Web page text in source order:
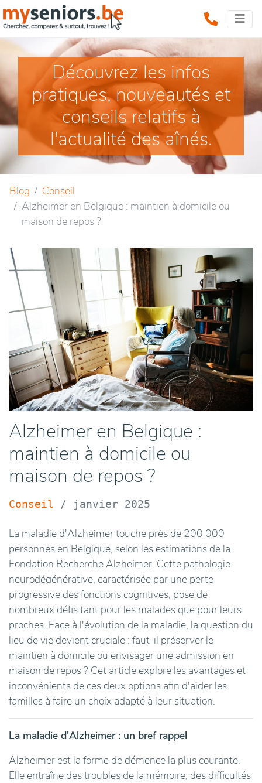
Découvrez les infos
pratiques, nouveautés et
conseils relatifs à
l'actualité des aînés.
Blog
Conseil
Alzheimer en Belgique : maintien à domicile ou
maison de repos ?
Alzheimer en Belgique :
maintien à domicile ou
maison de repos ?
Conseil / janvier 2025
La maladie d'Alzheimer touche près de 200 000
personnes en Belgique, selon les estimations de la
Fondation Recherche Alzheimer. Cette pathologie
neurodégénérative, caractérisée par une perte
progressive des fonctions cognitives, pose de
nombreux défis tant pour les malades que pour leurs
proches. Face à l'évolution de la maladie, la question du
lieu de vie devient cruciale : faut-il préserver le
maintien à domicile ou envisager une admission en
maison de repos ? Cet article explore les avantages et
inconvénients de ces deux options afin d'aider les
familles à faire un choix adapté à leur situation.
La maladie d'Alzheimer : un bref rappel
Alzheimer est la forme de démence la plus courante.
Elle entraîne des troubles de la mémoire, des difficultés